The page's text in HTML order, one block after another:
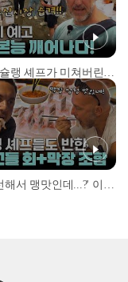
[예고] 미슐랭 셰프가 미쳐버린 이유! 본능이 깨어난 사건은?